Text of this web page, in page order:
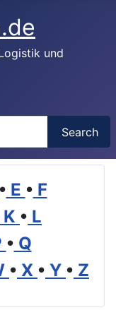
und
Search
• E • F
K • L
• Q
• X • Y • Z